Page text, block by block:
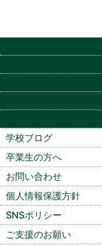
学校ブログ
卒業生の方へ
お問い合わせ
個人情報保護方針
SNSポリシー
ご支援のお願い